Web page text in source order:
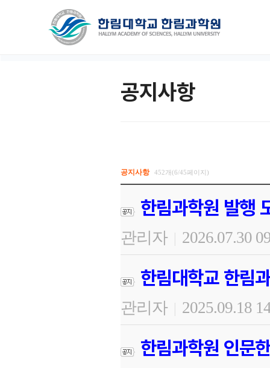
공지사항
공지사항 452개(6/45페이지)
한림과학원 발행
관리자 | 2026.07.30
한림대학교 한림
관리자 | 2025.09.18
한림과학원 인문